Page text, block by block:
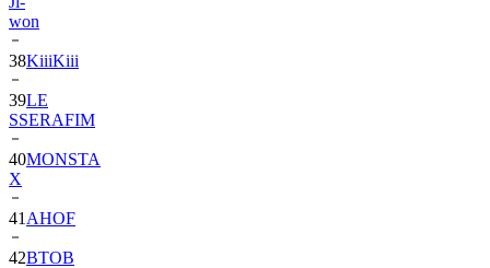
won
38KiiiKiii
39LE
SSERAFIM
40MONSTA
X
41 AHOF
42BTOB